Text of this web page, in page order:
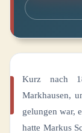
Kurz nach
Markhausen,
gelungen war,
hatte Markus